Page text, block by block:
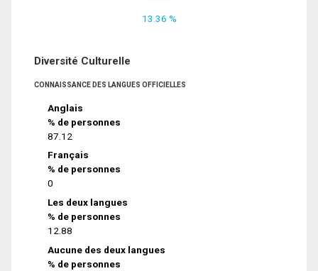
13.36 %
Diversité Culturelle
CONNAISSANCE DES LANGUES OFFICIELLES
Anglais
% de personnes
87.12
Français
% de personnes
0
Les deux langues
% de personnes
12.88
Aucune des deux langues
% de personnes